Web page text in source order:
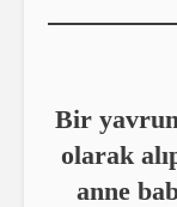
Bir
olarak
anne